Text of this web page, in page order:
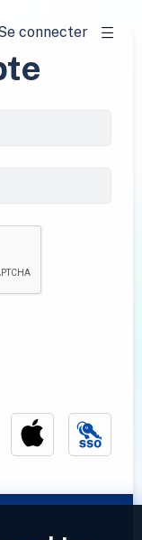
connecter